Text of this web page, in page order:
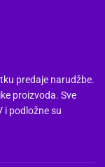
predaje narudžbe.
proizvoda. Sve
i podložne su